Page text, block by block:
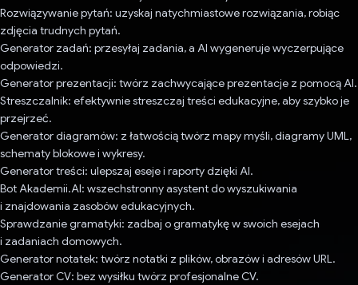
Rozwiązywanie pytań: uzyskaj natychmiastowe rozwiązania, robiąc
zdjęcia trudnych pytań.
Generator zadań: przesyłaj zadania, a AI wygeneruje wyczerpujące
odpowiedzi.
Generator prezentacji: twórz zachwycające prezentacje z pomocą AI.
Streszczalnik: efektywnie streszczaj treści edukacyjne, aby szybko je
przejrzeć.
Generator diagramów: z łatwością twórz mapy myśli, diagramy UML,
schematy blokowe i wykresy.
Generator treści: ulepszaj eseje i raporty dzięki AI.
Bot Akademii.AI: wszechstronny asystent do wyszukiwania
i znajdowania zasobów edukacyjnych.
Sprawdzanie gramatyki: zadbaj o gramatykę w swoich esejach
i zadaniach domowych.
Generator notatek: twórz notatki z plików, obrazów i adresów URL.
Generator CV: bez wysiłku twórz profesjonalne CV.